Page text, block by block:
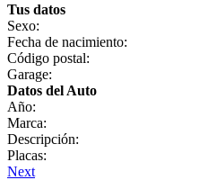
Tus datos
Sexo:
Fecha de nacimiento:
Código postal:
Garage:
Datos del Auto
Año:
Marca:
Descripción:
Placas:
Next